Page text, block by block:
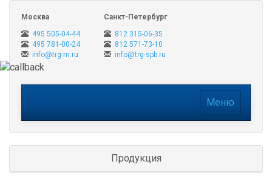
Москва
495 505-04-44
495 781-00-24
info@trg-m.ru
Санкт-Петербург
812 315-06-35
812 571-73-10
info@trg-spb.ru
Меню
Продукция